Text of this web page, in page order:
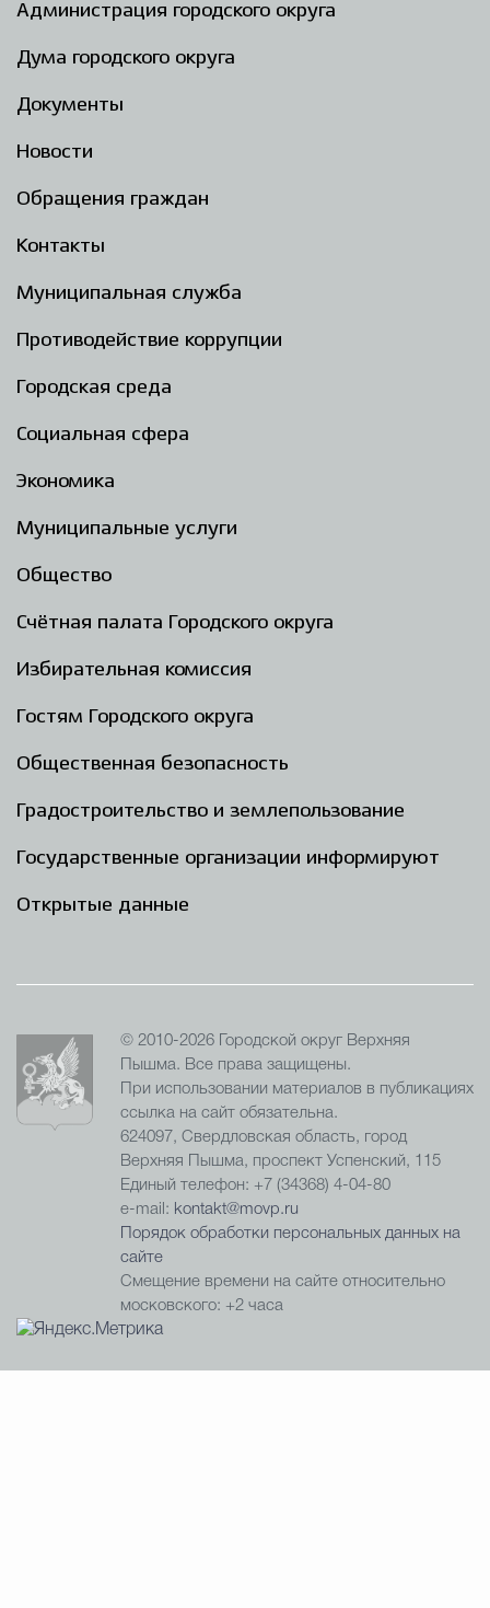
Администрация городского округа
Дума городского округа
Документы
Новости
Обращения граждан
Контакты
Муниципальная служба
Противодействие коррупции
Городская среда
Социальная сфера
Экономика
Муниципальные услуги
Общество
Счётная палата Городского округа
Избирательная комиссия
Гостям Городского округа
Общественная безопасность
Градостроительство и землепользование
Государственные организации информируют
Открытые данные
© 2010-2026 Городской округ Верхняя
Пышма. Все права защищены.
При использовании материалов в публикациях
ссылка на сайт обязательна.
624097, Свердловская область, город
Верхняя Пышма, проспект Успенский, 115
Единый телефон: +7 (34368) 4-04-80
e-mail: kontakt@movp.ru
Порядок обработки персональных данных на
сайте
Смещение времени на сайте относительно
московского: +2 часа